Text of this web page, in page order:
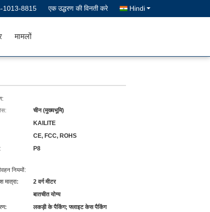
1013-8815 एक उद्धरण की विनती करे Hindi
मामलों
चीन (मुख्यभूमि)
KAILITE
CE, FCC, ROHS
P8
नियमों:
मात्रा:
2 वर्ग मीटर
बातचीत योग्य
लकड़ी के पैकिंग; फ्लाइट केस पैकिंग